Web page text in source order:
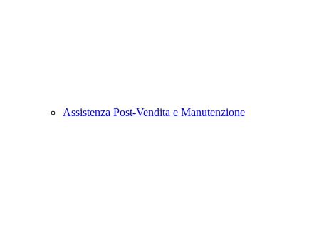
Assistenza Post-Vendita e Manutenzione